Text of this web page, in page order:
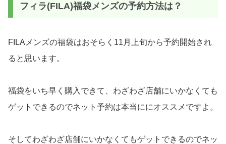
フィラ(FILA)福袋メンズの予約方法は？
FILAメンズの福袋はおそらく11月上旬から予約開始され
ると思います。
福袋をいち早く購入できて、わざわざ店舗にいかなくても
ゲットできるのでネット予約は本当ににオススメですよ。
そしてわざわざ店舗にいかなくてもゲットできるのでネッ